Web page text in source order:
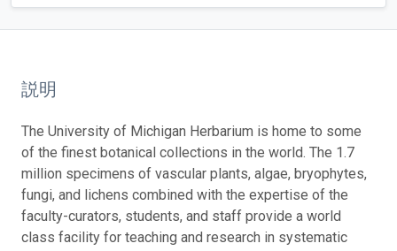
説明
The University of Michigan Herbarium is home to some
of the finest botanical collections in the world. The 1.7
million specimens of vascular plants, algae, bryophytes,
fungi, and lichens combined with the expertise of the
faculty-curators, students, and staff provide a world
class facility for teaching and research in systematic